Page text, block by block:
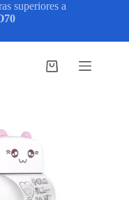
superiores a
Carro